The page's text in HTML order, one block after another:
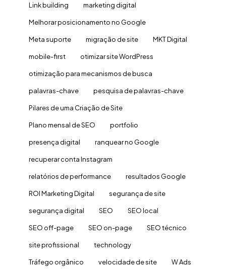
Link building marketing digital
Melhorar posicionamento no Google
Meta suporte migração de site MKT Digital
mobile-first otimizar site WordPress
otimização para mecanismos de busca
palavras-chave pesquisa de palavras-chave
Pilares de uma Criação de Site
Plano mensal de SEO portfolio
presença digital ranquear no Google
recuperar conta Instagram
relatórios de performance resultados Google
ROI Marketing Digital segurança de site
segurança digital SEO SEO local
SEO off-page SEO on-page SEO técnico
site profissional technology
Tráfego orgânico velocidade de site W Ads